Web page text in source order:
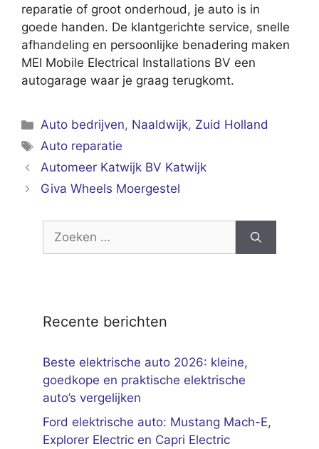
reparatie of groot onderhoud, je auto is in
goede handen. De klantgerichte service, snelle
afhandeling en persoonlijke benadering maken
MEI Mobile Electrical Installations BV een
autogarage waar je graag terugkomt.
Categorieën
Auto bedrijven, Naaldwijk, Zuid Holland
Tags
Auto reparatie
Automeer Katwijk BV Katwijk
Giva Wheels Moergestel
Zoek
Recente berichten
Beste elektrische auto 2026: kleine,
goedkope en praktische elektrische
auto’s vergelijken
Ford elektrische auto: Mustang Mach-E,
Explorer Electric en Capri Electric